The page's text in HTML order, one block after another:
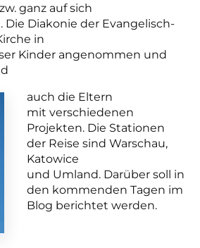
ganz auf sich
Die Diakonie der Evangelisch-
in
Kinder angenommen und
auch die Eltern
mit verschiedenen
Projekten. Die Stationen
der Reise sind Warschau,
Katowice
und Umland. Darüber soll in
den kommenden Tagen im
Blog berichtet werden.